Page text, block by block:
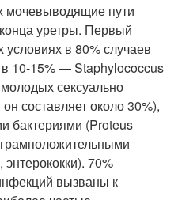
мочевыводящие пути
уретры. Первый
в 80% случаев
10-15% — Staphylococcus
сексуально
составляет около 30%),
бактериями (Proteus
энтерококки). 70%
вызваны к